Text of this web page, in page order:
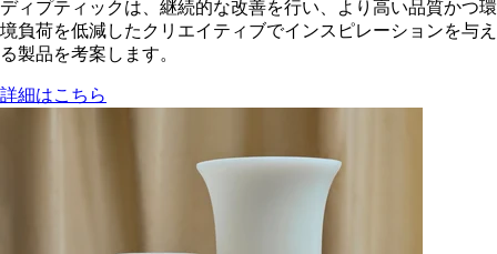
ディプティックは、継続的な改善を行い、より高い品質かつ環
境負荷を低減した​クリエイティブでインスピレーションを与え
る製品を考案します。
詳細はこちら